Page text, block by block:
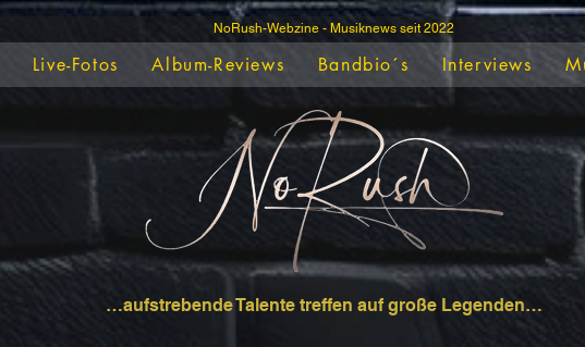
NoRush-Webzine - Musiknews seit 2022
Live-Fotos Album-Reviews Bandbio´s Interviews
…aufstrebende Talente treffen auf große Legenden…